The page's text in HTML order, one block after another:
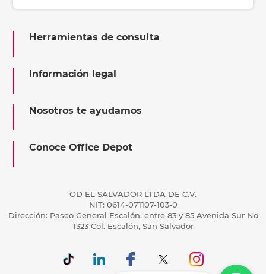
Herramientas de consulta
Información legal
Nosotros te ayudamos
Conoce Office Depot
OD EL SALVADOR LTDA DE C.V.
NIT: 0614-071107-103-0
Dirección: Paseo General Escalón, entre 83 y 85 Avenida Sur No
1323 Col. Escalón, San Salvador